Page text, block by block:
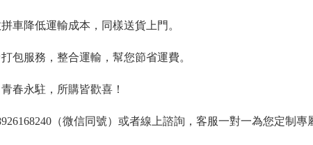
車降低運輸成本，同樣送貨上門。
包服務，整合運輸，幫您節省運費。
春永駐，所購皆歡喜！
（微信同號）或者線上諮詢，客服一對一為您定制專